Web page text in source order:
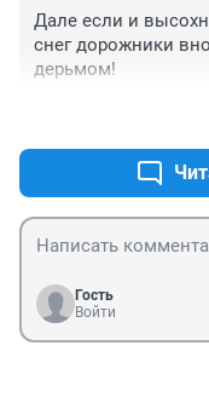
Дале если и
снег дорожники
дерьмом!
Гость
Войти